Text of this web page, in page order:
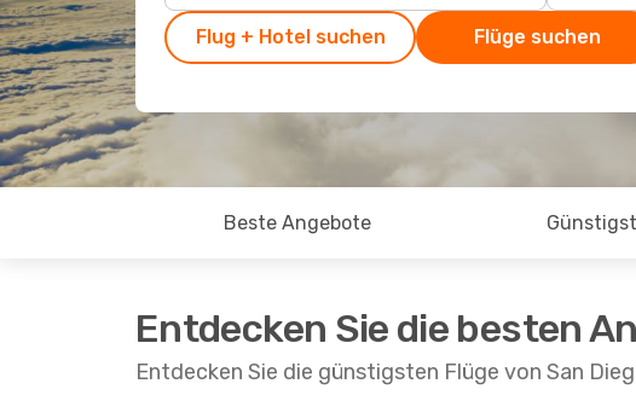
Flug + Hotel suchen Flüge suchen
Beste Angebote
Entdecken Sie die besten
Entdecken Sie die günstigsten Flüge von San